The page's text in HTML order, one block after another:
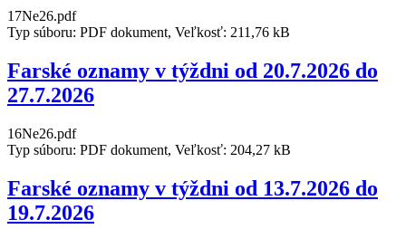
17Ne26.pdf
Typ súboru: PDF dokument, Veľkosť: 211,76 kB
Farské oznamy v týždni od 20.7.2026 do
27.7.2026
16Ne26.pdf
Typ súboru: PDF dokument, Veľkosť: 204,27 kB
Farské oznamy v týždni od 13.7.2026 do
19.7.2026